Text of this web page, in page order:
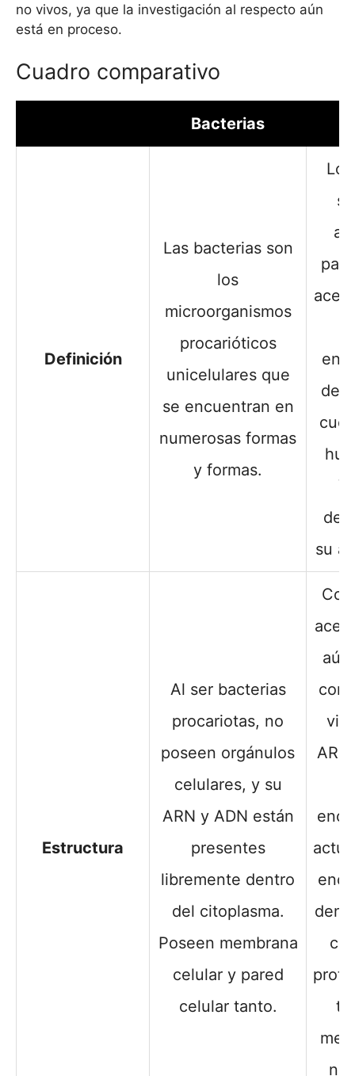
no vivos, ya que la investigación al respecto aún
está en proceso.
Cuadro comparativo
Bacterias
Definición
Las bacterias son
los
microorganismos
procarióticos
unicelulares que
se encuentran en
numerosas formas
y formas.
su
Estructura
Al ser bacterias
procariotas, no
poseen orgánulos
celulares, y su
ARN y ADN están
presentes
libremente dentro
del citoplasma.
Poseen membrana
celular y pared
celular tanto.
aún
ARN
ni